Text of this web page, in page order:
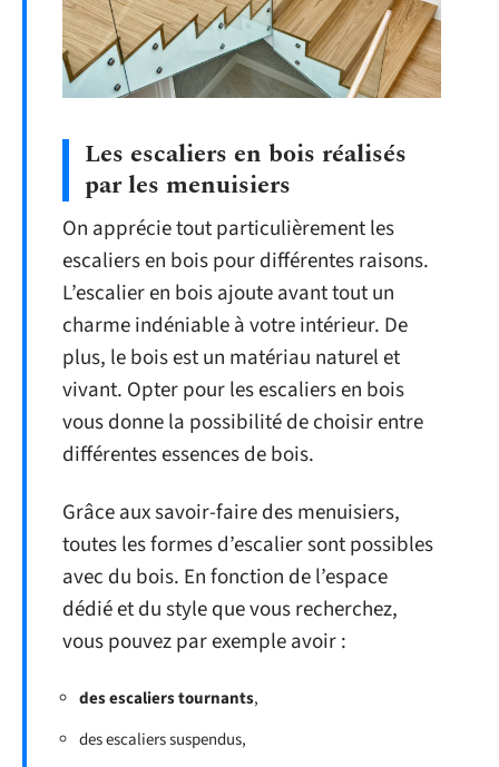
Les escaliers en bois réalisés
par les menuisiers
On apprécie tout particulièrement les
escaliers en bois pour différentes raisons.
L’escalier en bois ajoute avant tout un
charme indéniable à votre intérieur. De
plus, le bois est un matériau naturel et
vivant. Opter pour les escaliers en bois
vous donne la possibilité de choisir entre
différentes essences de bois.
Grâce aux savoir-faire des menuisiers,
toutes les formes d’escalier sont possibles
avec du bois. En fonction de l’espace
dédié et du style que vous recherchez,
vous pouvez par exemple avoir :
des escaliers tournants,
des escaliers suspendus,